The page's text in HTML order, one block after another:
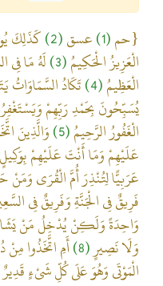
{حم(1) عسق(2)
كَذَلِكَ
الْعَزِيزُ الْحَكِيمُ(3) لَهُ مَا فِي
الْعَظِيمُ(4) تَكَادُ السَّمَاوَاتُ
يُسَبِّحُونَ بِحَمْدِ رَبِّهِمْ
الْغَفُورُ الرَّحِيمُ(5) وَالَّذِينَ
عَلَيْهِمْ وَمَا أَنْتَ عَلَيْهِمْ بِوَكِيلٍ
عَرَبِيًّا لِتُنْذِرَ أُمَّ الْقُرَى وَمَنْ
فَرِيقٌ فِي الْجَنَّةِ وَفَرِيقٌ فِي
وَاحِدَةً وَلَكِنْ يُدْخِلُ مَنْ يَشَاءُ
وَلَا نَصِيرٍ (8) أَمِ اتَّخَذُوا مِنْ
الْمَوْتَى وَهُوَ عَلَى كُلِّ شَيْءٍ قَدِيرٌ